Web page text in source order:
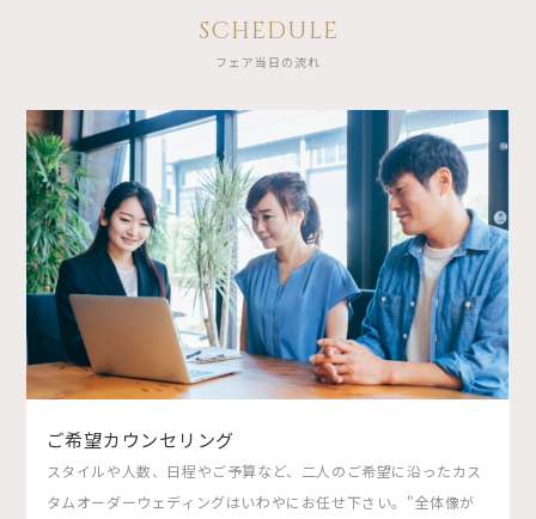
SCHEDULE
フェア当日の流れ
ご希望カウンセリング
スタイルや人数、日程やご予算など、二人のご希望に沿ったカス
タムオーダーウェディングはいわやにお任せ下さい。"全体像が